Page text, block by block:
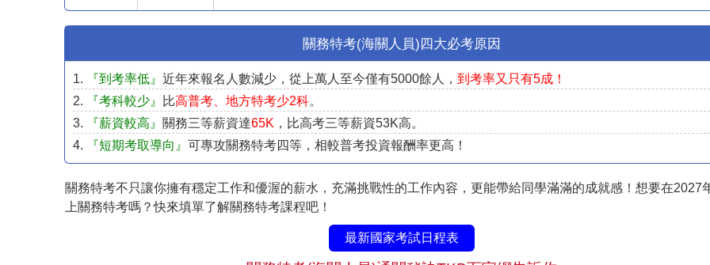
關務特考(海關人員)四大必考原因
1. 『到考率低』 近年來報名人數減少，從上萬人至今僅有5000餘人， 到考率又只有5成！
2.
『考科較少』 比高普考、地方特考少2科。
3.
『薪資較高』 關務三等薪資達65K ，比高考三等薪資53K高。
4.
『短期考取導向』 可專攻關務特考四等，相較普考投資報酬率更高！
關務特考不只讓你擁有穩定工作和優渥的薪水，充滿挑戰性的工作內容，更能帶給同學滿滿的成就感！想要在2027
上關務特考嗎？快來填單了解關務特考課程吧！
最新國家考試日程表